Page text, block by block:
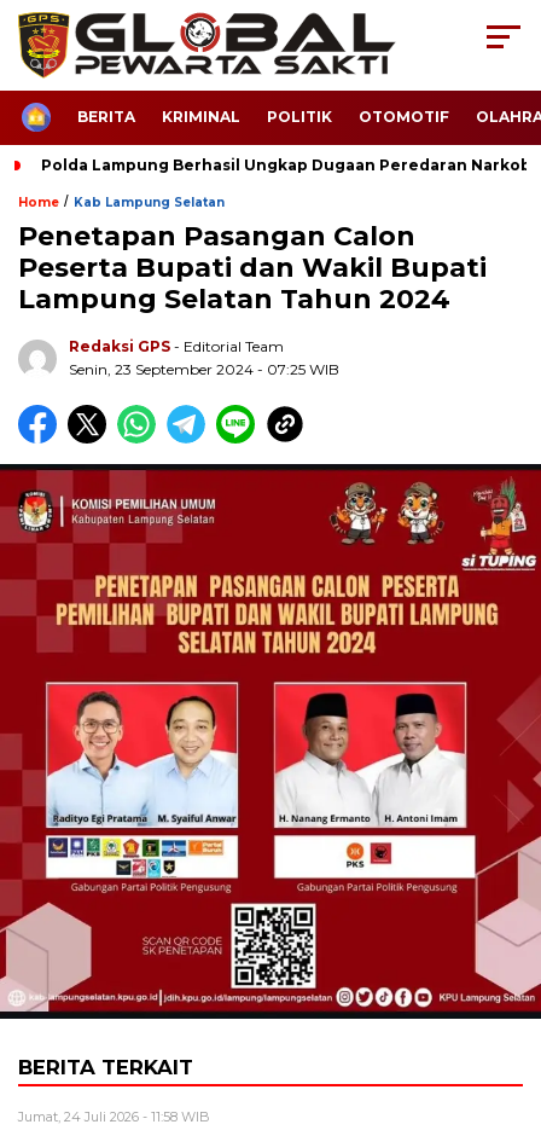
HOMEBERITA KRIMINAL POLITIK OTOMOTIF
Polda Lampung Berhasil Ungkap Dugaan Peredaran
Home / Kab Lampung Selatan
Penetapan Pasangan Calon
Peserta Bupati dan Wakil Bupati
Lampung Selatan Tahun 2024
Redaksi GPS - Editorial Team
Senin, 23 September 2024 - 07:25 WIB
BERITA TERKAIT
Jumat, 24 Juli 2026 - 11:58 WIB